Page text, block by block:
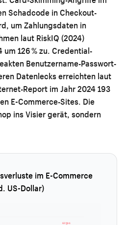
Schadcode in Checkout-
um Zahlungsdaten in
laut RiskIQ (2024)
126 % zu. Credential-
Benutzername-Passwort-
Datenlecks erreichten laut
Report im Jahr 2024 193
E-Commerce-Sites. Die
ins Visier gerät, sondern
im E-Commerce
US-Dollar)
62 Mrd.